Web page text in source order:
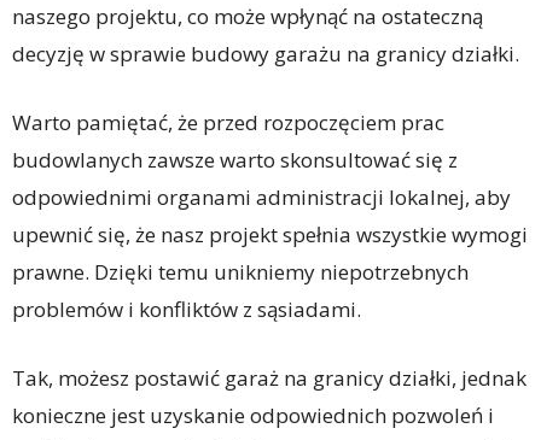
naszego projektu, co może wpłynąć na ostateczną
decyzję w sprawie budowy garażu na granicy działki.
Warto pamiętać, że przed rozpoczęciem prac
budowlanych zawsze warto skonsultować się z
odpowiednimi organami administracji lokalnej, aby
upewnić się, że nasz projekt spełnia wszystkie wymogi
prawne. Dzięki temu unikniemy niepotrzebnych
problemów i konfliktów z sąsiadami.
Tak, możesz postawić garaż na granicy działki, jednak
konieczne jest uzyskanie odpowiednich pozwoleń i